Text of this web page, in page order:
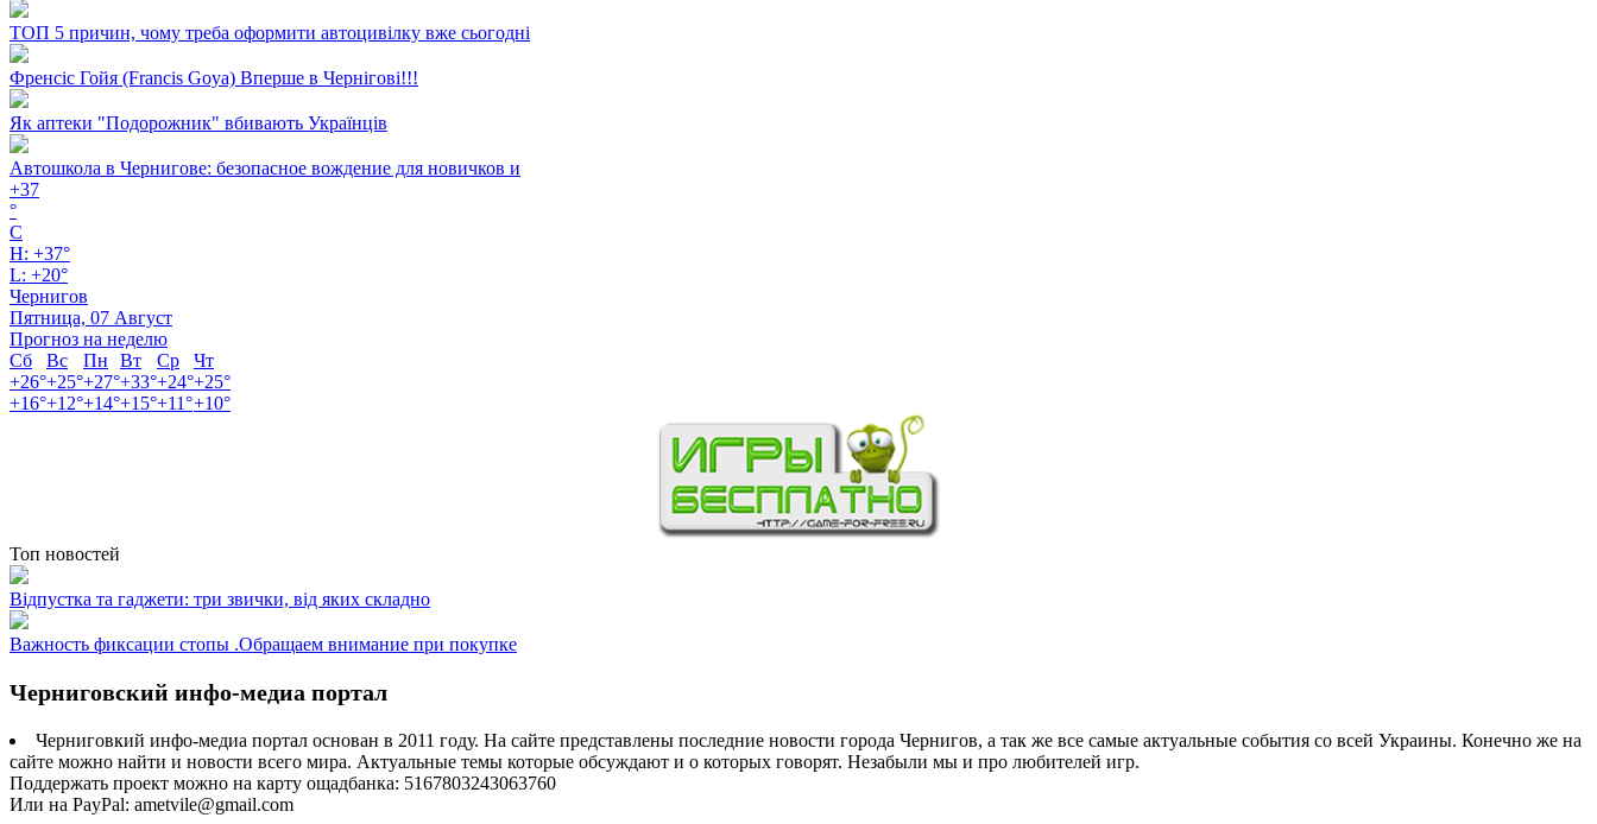
ТОП 5 причин, чому треба оформити автоцивілку вже сьогодні
Френсіс Гойя (Francis Goya) Вперше в Чернігові!!!
Як аптеки "Подорожник" вбивають Українців
Автошкола в Чернигове: безопасное вождение для новичков и
+37
°
C
H: +37°
L: +20°
Чернигов
Пятница, 07 Август
Прогноз на неделю
Сб
Вс Пн Вт Ср
Чт
+26°+25°+27°+33°+24°+25°
+16°+12°+14°+15°+11°+10°
Топ новостей
Відпустка та гаджети: три звички, від яких складно
Важность фиксации стопы .Обращаем внимание при покупке
Черниговский инфо-медиа портал
Черниговкий инфо-медиа портал основан в 2011 году. На сайте представлены последние новости города Чернигов, а так же все самые актуальные события со всей Украины. Конечно же на
сайте можно найти и новости всего мира. Актуальные темы которые обсуждают и о которых говорят. Незабыли мы и про любителей игр.
Поддержать проект можно на карту ощадбанка: 5167803243063760
Или на PayPal: ametvile@gmail.com